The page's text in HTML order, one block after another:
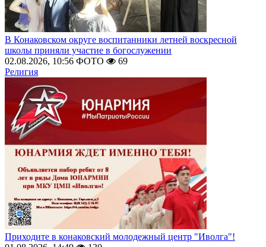
В Конаковском округе воспитанники летней воскресной
школы приняли участие в богослужении
02.08.2026, 10:56 ФОТО
69
Религия
Приходите в конаковский молодежный центр "Иволга"!